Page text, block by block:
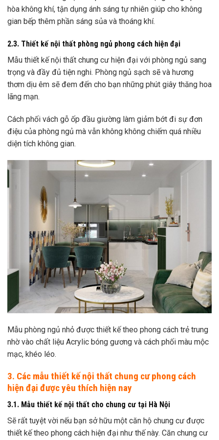
hòa không khí, tận dụng ánh sáng tự nhiên giúp cho không
gian bếp thêm phần sáng sủa và thoáng khí.
2.3. Thiết kế nội thất phòng ngủ phong cách hiện đại
Mẫu thiết kế nội thất chung cư hiện đại với phòng ngủ sang
trọng và đầy đủ tiện nghi. Phòng ngủ sạch sẽ và hương
thơm dịu êm sẽ đem đến cho bạn những phút giây thăng hoa
lãng mạn.
Cách phối vách gỗ ốp đầu giường làm giảm bớt đi sự đơn
điệu của phòng ngủ mà vẫn không không chiếm quá nhiều
diện tích không gian.
Mẫu phòng ngủ nhỏ được thiết kế theo phong cách trẻ trung
nhờ vào chất liệu Acrylic bóng gương và cách phối màu mộc
mạc, khéo léo.
3. Các mẫu thiết kế nội thất chung cư phong cách
hiện đại được yêu thích hiện nay
3.1. Mẫu thiết kế nội thất cho chung cư tại Hà Nội
Sẽ rất tuyệt vời nếu bạn sở hữu một căn hộ chung cư được
thiết kế theo phong cách hiện đại như thế này. Căn chung cư